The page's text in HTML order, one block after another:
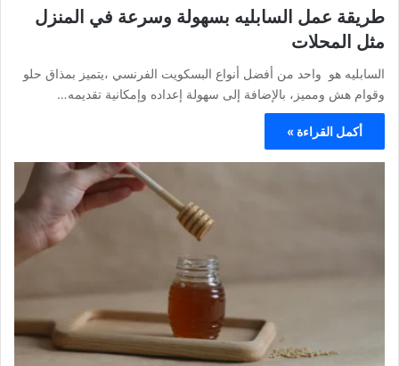
طريقة عمل السابليه بسهولة وسرعة في المنزل
مثل المحلات
السابليه هو واحد من أفضل أنواع البسكويت الفرنسي ،يتميز بمذاق حلو
وقوام هش ومميز، بالإضافة إلى سهولة إعداده وإمكانية تقديمه…
أكمل القراءة »